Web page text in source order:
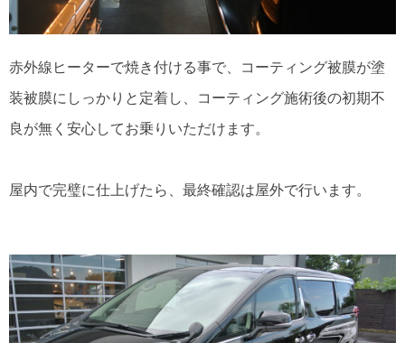
赤外線ヒーターで焼き付ける事で、コーティング被膜が塗
装被膜にしっかりと定着し、コーティング施術後の初期不
良が無く安心してお乗りいただけます。
屋内で完璧に仕上げたら、最終確認は屋外で行います。